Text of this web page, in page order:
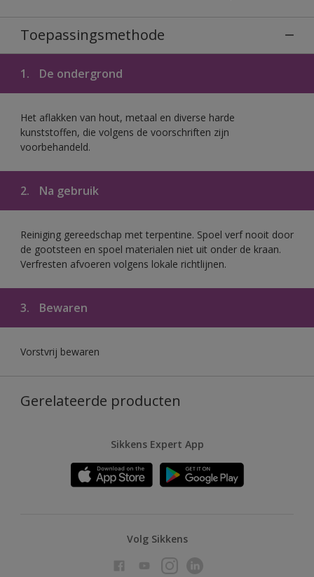
Toepassingsmethode
1. De ondergrond
Het aflakken van hout, metaal en diverse harde
kunststoffen, die volgens de voorschriften zijn
voorbehandeld.
2. Na gebruik
Reiniging gereedschap met terpentine. Spoel verf nooit door
de gootsteen en spoel materialen niet uit onder de kraan.
Verfresten afvoeren volgens lokale richtlijnen.
3. Bewaren
Vorstvrij bewaren
Gerelateerde producten
Sikkens Expert App
Volg Sikkens